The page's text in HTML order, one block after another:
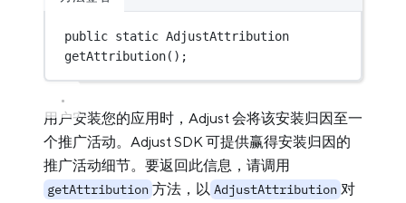
public static AdjustAttribution
getAttribution();
用户安装您的应用时，Adjust 会将该安装归因至一
个推广活动。Adjust SDK 可提供赢得安装归因的
推广活动细节。要返回此信息，请调用
getAttribution 方法，以 AdjustAttribution 对